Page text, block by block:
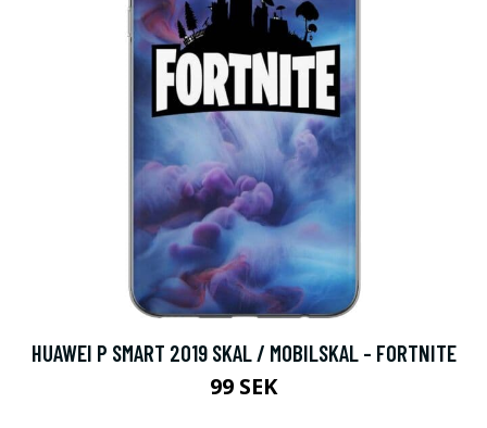
HUAWEI P SMART 2019 SKAL / MOBILSKAL - FORTNITE
99 SEK